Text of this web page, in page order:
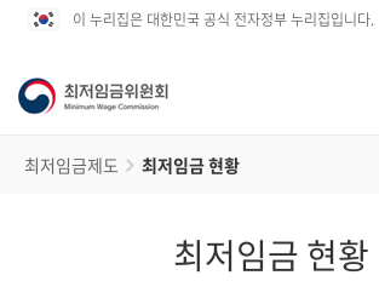
이 누리집은 대한민국 공식 전자정부 누리집입니다.
최저임금제도 최저임금 현황
최저임금 현황